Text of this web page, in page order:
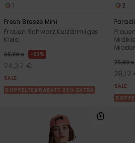
1
Fresh Breeze Mini
Frauen Schwarz Kurzärmliges
Kleid
65,00 € 63%
24,37 €
SALE
DOPPELTER RABATT 25% EXTRA
2
Mieder
75,00 €
28,12
SALE